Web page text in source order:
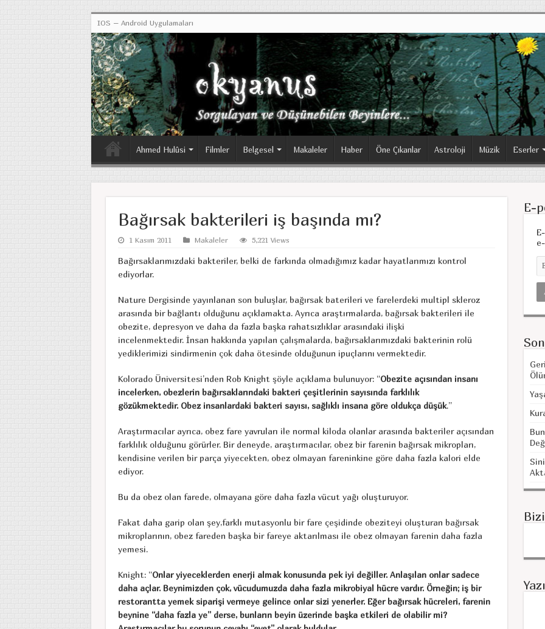
IOS – Android Uygulamaları
Ahmed Hulûsi Filmler Belgesel Makaleler Haber Öne Çıkanlar Astroloji Müzik Eserler
Bağırsak bakterileri iş başında mı?
1 Kasım 2011 Makaleler 5,221 Views
Bağırsaklarımızdaki bakteriler, belki de farkında olmadığımız kadar hayatlarımızı kontrol
ediyorlar.
Nature Dergisinde yayınlanan son buluşlar, bağırsak baterileri ve farelerdeki multipl skleroz
arasında bir bağlantı olduğunu açıklamakta. Ayrıca araştırmalarda, bağırsak bakterileri ile
obezite, depresyon ve daha da fazla başka rahatsızlıklar arasındaki ilişki
incelenmektedir. İnsan hakkında yapılan çalışmalarda, bağırsaklarımızdaki bakterinin rolü
yediklerimizi sindirmenin çok daha ötesinde olduğunun ipuçlarını vermektedir.
Kolorado Üniversitesi’nden Rob Knight şöyle açıklama bulunuyor: “Obezite açısından insanı
incelerken, obezlerin bağırsaklarındaki bakteri çeşitlerinin sayısında farklılık
gözükmektedir. Obez insanlardaki bakteri sayısı, sağlıklı insana göre oldukça düşük.”
Araştırmacılar ayrıca, obez fare yavruları ile normal kiloda olanlar arasında bakteriler açısından
farklılık olduğunu görürler. Bir deneyde, araştırmacılar, obez bir farenin bağırsak mikropları,
kendisine verilen bir parça yiyecekten, obez olmayan fareninkine göre daha fazla kalori elde
ediyor.
Bu da obez olan farede, olmayana göre daha fazla vücut yağı oluşturuyor.
Fakat daha garip olan şey,farklı mutasyonlu bir fare çeşidinde obeziteyi oluşturan bağırsak
mikroplarının, obez fareden başka bir fareye aktarılması ile obez olmayan farenin daha fazla
yemesi.
Knight: “Onlar yiyeceklerden enerji almak konusunda pek iyi değiller. Anlaşılan onlar sadece
daha açlar. Beynimizden çok, vücudumuzda daha fazla mikrobiyal hücre vardır. Örneğin; iş bir
restorantta yemek siparişi vermeye gelince onlar sizi yenerler. Eğer bağırsak hücreleri, farenin
beynine “daha fazla ye” derse, bunların beyin üzerinde başka etkileri de olabilir mi?
E-
Yazı